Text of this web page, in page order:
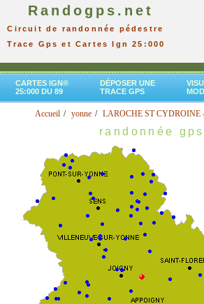
Randogps.net
Circuit de randonnée pédestre
Trace Gps et Cartes Ign 25:000
CARTES IGN®
25:000 DU 89
DÉPOSER UNE
TRACE GPS
Accueil yonne LAROCHE ST CYDROINE
randonnée